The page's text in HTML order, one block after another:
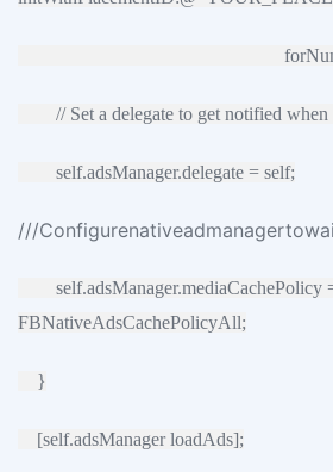
// Set a delegate to get notified when
self.adsManager.delegate = self;
///
self.adsManager.mediaCachePolicy
FBNativeAdsCachePolicyAll;
}
[self.adsManager loadAds];